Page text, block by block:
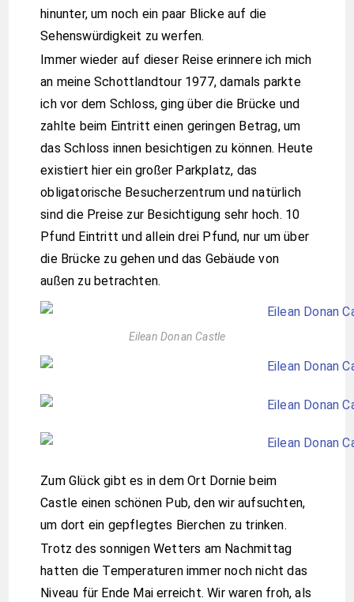
hinunter, um noch ein paar Blicke auf die
Sehenswürdigkeit zu werfen.
Immer wieder auf dieser Reise erinnere ich mich
an meine Schottlandtour 1977, damals parkte
ich vor dem Schloss, ging über die Brücke und
zahlte beim Eintritt einen geringen Betrag, um
das Schloss innen besichtigen zu können. Heute
existiert hier ein großer Parkplatz, das
obligatorische Besucherzentrum und natürlich
sind die Preise zur Besichtigung sehr hoch. 10
Pfund Eintritt und allein drei Pfund, nur um über
die Brücke zu gehen und das Gebäude von
außen zu betrachten.
Eilean Donan Castle
Zum Glück gibt es in dem Ort Dornie beim
Castle einen schönen Pub, den wir aufsuchten,
um dort ein gepflegtes Bierchen zu trinken.
Trotz des sonnigen Wetters am Nachmittag
hatten die Temperaturen immer noch nicht das
Niveau für Ende Mai erreicht. Wir waren froh, als